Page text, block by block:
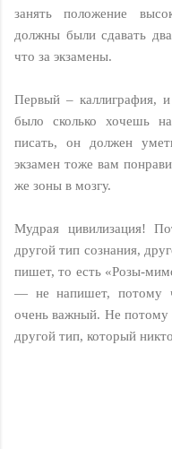
занять положение
должны были сдавать
что за экзамены.
Первый – каллиграфия,
было сколько хочешь
писать, он должен
экзамен тоже вам
же зоны в мозгу.
Мудрая цивилизация!
другой тип сознания,
пишет, то есть «Розы-
— не напишет, потому
очень важный. Не потому
другой тип, который